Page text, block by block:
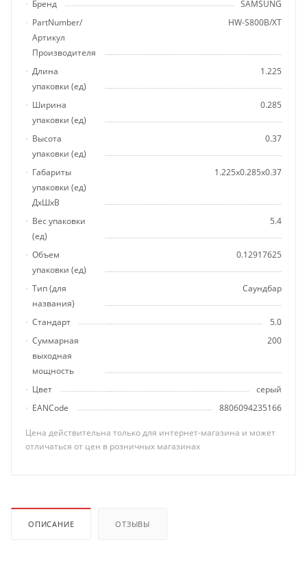
Бренд
SAMSUNG
PartNumber/
Артикул
Производителя
HW-S800B/XT
Длина
упаковки (ед)
1.225
Ширина
упаковки (ед)
0.285
Высота
упаковки (ед)
0.37
Габариты
упаковки (ед)
ДхШхВ
1.225x0.285x0.37
Вес упаковки
(ед)
5.4
Объем
упаковки (ед)
0.12917625
Тип (для
названия)
Саундбар
Стандарт
5.0
Суммарная
выходная
мощность
200
Цвет
серый
EANCode
8806094235166
Цена действительна только для интернет-магазина и может
отличаться от цен в розничных магазинах
ОПИСАНИЕ ОТЗЫВЫ